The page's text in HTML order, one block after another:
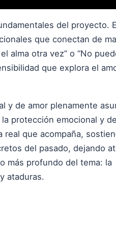
del proyecto.
que conectan de
alma otra vez” o “No
que explora el
y de amor plenamente
protección emocional y
real que acompaña,
del pasado, dejando
más profundo del tema: la
ataduras.